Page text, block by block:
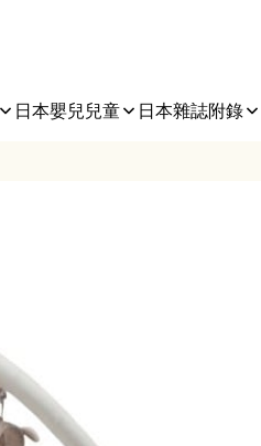
日本嬰兒兒童 日本雜誌附錄